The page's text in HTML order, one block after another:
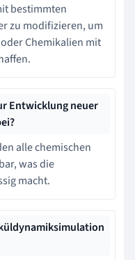
bestimmten
zu modifizieren, um
Chemikalien mit
Entwicklung neuer
alle chemischen
was die
macht.